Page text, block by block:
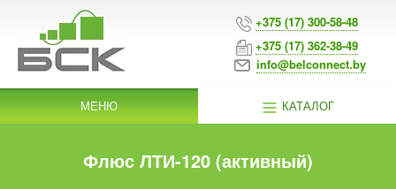
+375 (17) 300-58-48
+375 (17) 362-38-49
info@belconnect.by
МЕНЮ КАТАЛОГ
Флюс ЛТИ-120 (активный)